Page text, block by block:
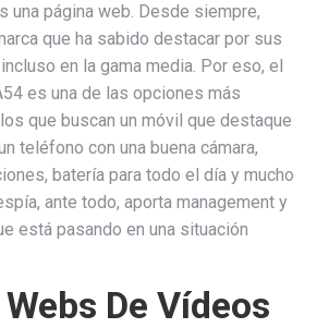
una página web. Desde siempre,
que ha sabido destacar por sus
en la gama media. Por eso, el
es una de las opciones más
que buscan un móvil que destaque
teléfono con una buena cámara,
batería para todo el día y mucho
ante todo, aporta management y
está pasando en una situación
De Vídeos